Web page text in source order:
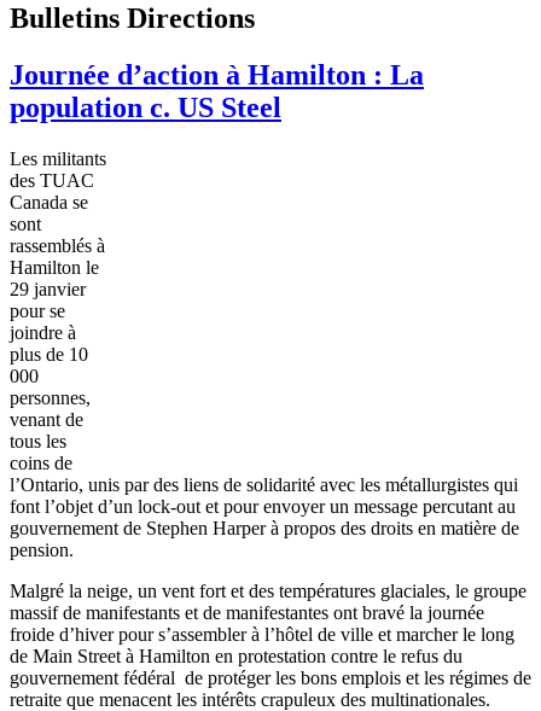
Bulletins Directions
Journée d’action à Hamilton : La
population c. US Steel
Les militants
des TUAC
Canada se
sont
rassemblés à
Hamilton le
29 janvier
pour se
joindre à
plus de 10
000
personnes,
venant de
tous les
coins de
l’Ontario, unis par des liens de solidarité avec les métallurgistes qui
font l’objet d’un lock-out et pour envoyer un message percutant au
gouvernement de Stephen Harper à propos des droits en matière de
pension.
Malgré la neige, un vent fort et des températures glaciales, le groupe
massif de manifestants et de manifestantes ont bravé la journée
froide d’hiver pour s’assembler à l’hôtel de ville et marcher le long
de Main Street à Hamilton en protestation contre le refus du
gouvernement fédéral de protéger les bons emplois et les régimes de
retraite que menacent les intérêts crapuleux des multinationales.